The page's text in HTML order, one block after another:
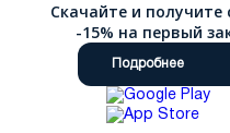
Скачайте и получите
-15% на первый
Подробнее